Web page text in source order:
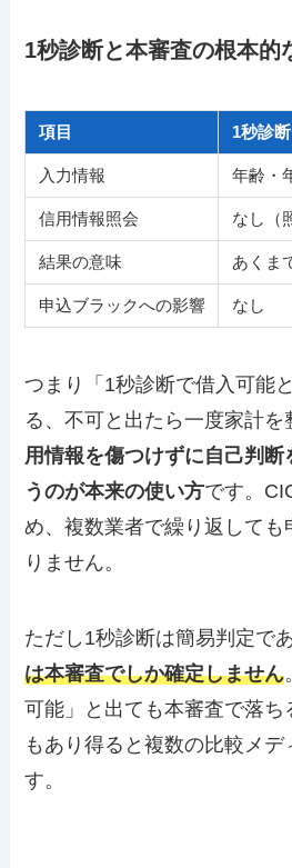
1秒診断と本審査の根本的
項目 1秒診断
入力情報 年齢・
信用情報照会 なし（
結果の意味 あくま
申込ブラックへの影響 なし
つまり「1秒診断で借入可能
る、不可と出たら一度家計
用情報を傷つけずに自己判
うのが本来の使い方です。
め、複数業者で繰り返しても
りません。
ただし1秒診断は簡易判定で
は本審査でしか確定しません
可能」と出ても本審査で落ち
もあり得ると複数の比較メデ
す。